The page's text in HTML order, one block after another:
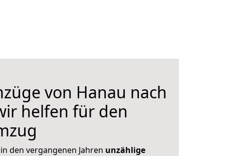
von Hanau nach
helfen für den
den vergangenen Jahren unzählige